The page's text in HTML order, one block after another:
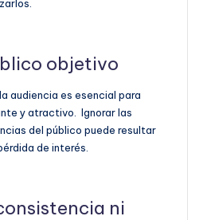
objetivo
audiencia es esencial para
y atractivo. Ignorar las
del público puede resultar
de interés.
ni